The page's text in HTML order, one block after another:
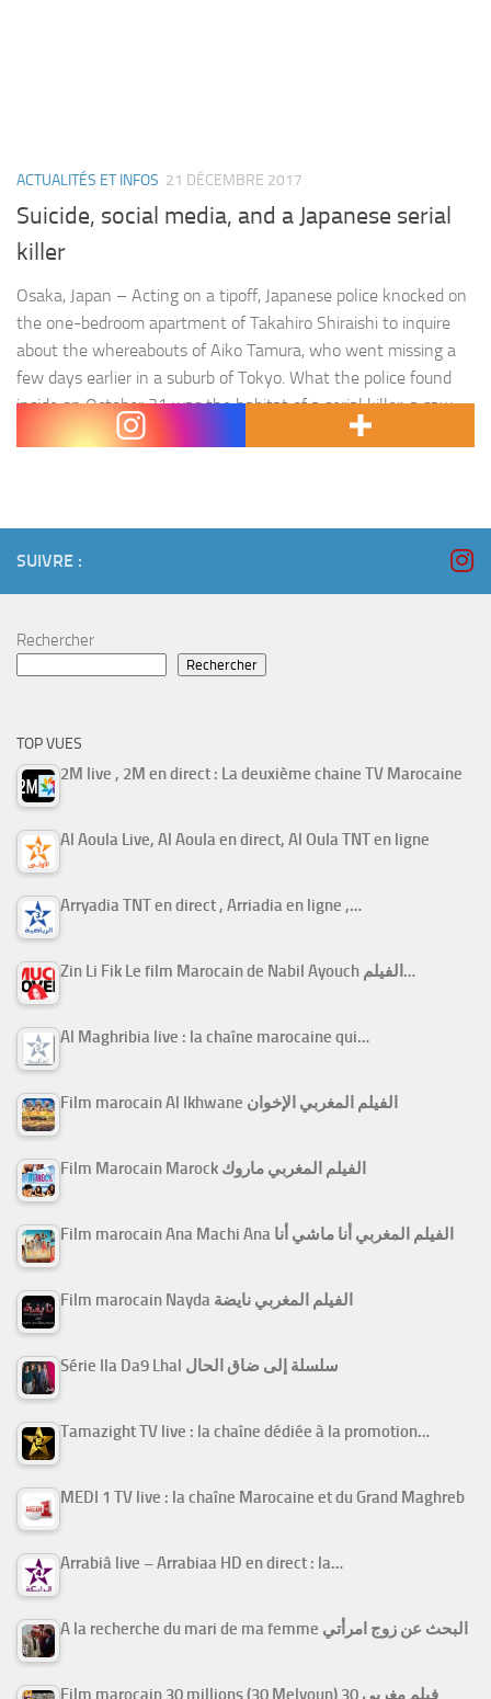
ACTUALITÉS ET INFOS 21 DÉCEMBRE 2017
Suicide, social media, and a Japanese serial
killer
Osaka, Japan – Acting on a tipoff, Japanese police knocked on
the one-bedroom apartment of Takahiro Shiraishi to inquire
about the whereabouts of Aiko Tamura, who went missing a
few days earlier in a suburb of Tokyo. What the police found
inside on October 31 was the habitat of a serial killer: a saw,
SUIVRE :
Rechercher
Rechercher
TOP VUES
2M live , 2M en direct : La deuxième chaine TV Marocaine
Al Aoula Live, Al Aoula en direct, Al Oula TNT en ligne
Arryadia TNT en direct , Arriadia en ligne ,…
Zin Li Fik Le film Marocain de Nabil Ayouch الفيلم…
Al Maghribia live : la chaîne marocaine qui…
Film marocain Al Ikhwane الفيلم المغربي الإخوان
Film Marocain Marock الفيلم المغربي ماروك
Film marocain Ana Machi Ana الفيلم المغربي أنا ماشي أنا
Film marocain Nayda الفيلم المغربي نايضة
Série Ila Da9 Lhal سلسلة إلى ضاق الحال
Tamazight TV live : la chaîne dédiée à la promotion…
MEDI 1 TV live : la chaîne Marocaine et du Grand Maghreb
Arrabiâ live – Arrabiaa HD en direct : la…
A la recherche du mari de ma femme البحث عن زوج امرأتي
Film marocain 30 millions (30 Melyoun) فيلم مغربي 30